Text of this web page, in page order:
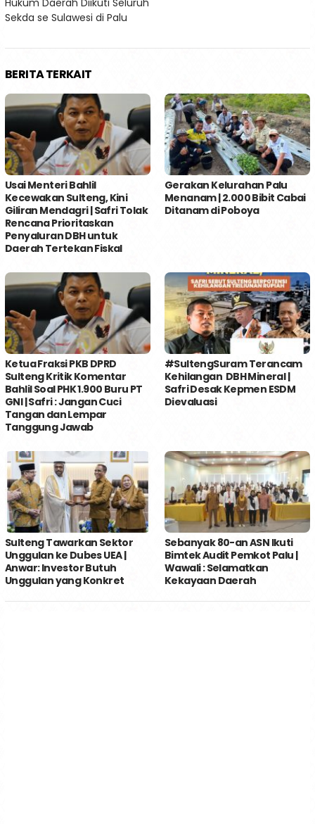
Hukum Daerah Diikuti Seluruh
Sekda se Sulawesi di Palu
BERITA TERKAIT
Usai Menteri Bahlil
Kecewakan Sulteng, Kini
Giliran Mendagri | Safri Tolak
Rencana Prioritaskan
Penyaluran DBH untuk
Daerah Tertekan Fiskal
Gerakan Kelurahan Palu
Menanam | 2.000 Bibit Cabai
Ditanam di Poboya
Ketua Fraksi PKB DPRD
Sulteng Kritik Komentar
Bahlil Soal PHK 1.900 Buru PT
GNI | Safri : Jangan Cuci
Tangan dan Lempar
Tanggung Jawab
#SultengSuram Terancam
Kehilangan DBH Mineral |
Safri Desak Kepmen ESDM
Dievaluasi
Sulteng Tawarkan Sektor
Unggulan ke Dubes UEA |
Anwar: Investor Butuh
Unggulan yang Konkret
Sebanyak 80-an ASN Ikuti
Bimtek Audit Pemkot Palu |
Wawali : Selamatkan
Kekayaan Daerah